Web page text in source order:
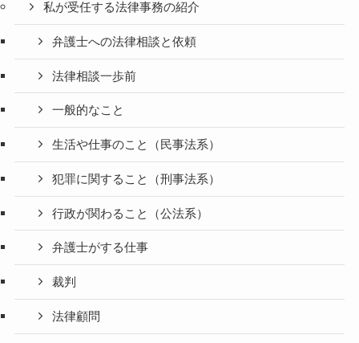
私が受任する法律事務の紹介
弁護士への法律相談と依頼
法律相談一歩前
一般的なこと
生活や仕事のこと（民事法系）
犯罪に関すること（刑事法系）
行政が関わること（公法系）
弁護士がする仕事
裁判
法律顧問